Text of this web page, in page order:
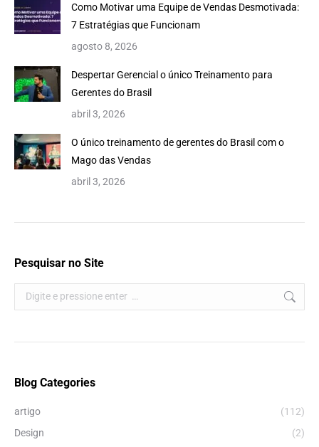
Como Motivar uma Equipe de Vendas Desmotivada:
7 Estratégias que Funcionam
agosto 8, 2026
Despertar Gerencial o único Treinamento para
Gerentes do Brasil
abril 3, 2026
O único treinamento de gerentes do Brasil com o
Mago das Vendas
abril 3, 2026
Pesquisar no Site
Search:
Blog Categories
artigo
(112)
Design
(2)